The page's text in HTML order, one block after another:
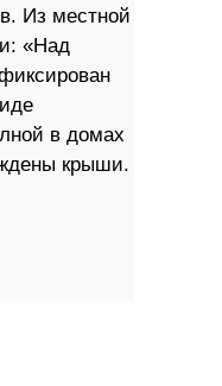
Из местной
«Над
в домах
крыши.